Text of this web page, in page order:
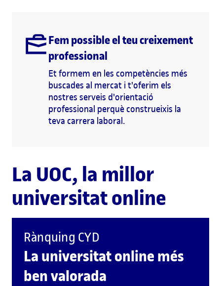
Fem possible el teu creixement
professional
Et formem en les competències més
buscades al mercat i t'oferim els
nostres serveis d'orientació
professional perquè construeixis la
teva carrera laboral.
La UOC, la millor
universitat online
Rànquing CYD
La universitat online més
ben valorada